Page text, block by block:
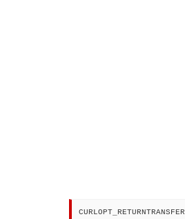
CURLOPT_RETURNTRANSFER